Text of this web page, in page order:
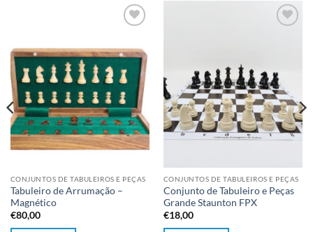
desejos
CONJUNTOS DE TABULEIROS E PEÇAS
Tabuleiro de Arrumação –
Magnético
€80,00
CONJUNTOS DE TABULEIROS E PEÇAS
Conjunto de Tabuleiro e Peças
Grande Staunton FPX
€18,00